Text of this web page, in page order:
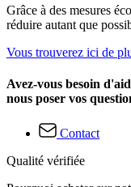
Grâce à des mesures
réduire autant que
Vous trouverez ici de
Avez-vous besoin
nous poser vos
Contact
Qualité vérifiée